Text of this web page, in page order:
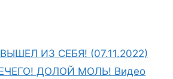
ИЗ СЕБЯ! (07.11.2022)
ДОЛОЙ МОЛЬ! Видео